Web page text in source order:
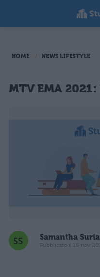
HOME NEWS LIFESTYLE
MTV EMA
Samantha
Pubblicato il 15 nov